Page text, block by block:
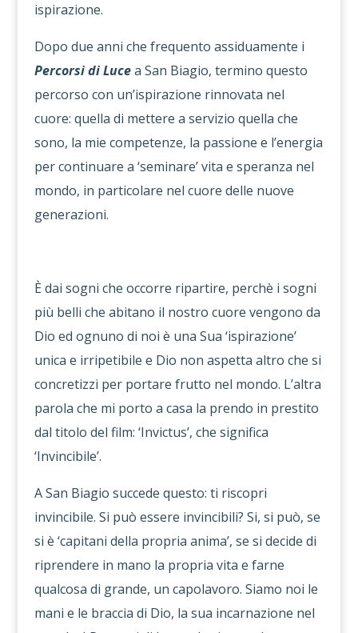
ispirazione.
Dopo due anni che frequento assiduamente i
Percorsi di Lucea San Biagio, termino questo
percorso con un’ispirazione rinnovata nel
cuore: quella di mettere a servizio quella che
sono, la mie competenze, la passione e l’energia
per continuare a ‘seminare’ vita e speranza nel
mondo, in particolare nel cuore delle nuove
generazioni.
È dai sogni che occorre ripartire, perchè i sogni
più belli che abitano il nostro cuore vengono da
Dio ed ognuno di noi è una Sua ‘ispirazione’
unica e irripetibile e Dio non aspetta altro che si
concretizzi per portare frutto nel mondo. L’altra
parola che mi porto a casa la prendo in prestito
dal titolo del film: ‘Invictus’, che significa
‘Invincibile’.
A San Biagio succede questo: ti riscopri
invincibile. Si può essere invincibili? Si, si può, se
si è ‘capitani della propria anima’, se si decide di
riprendere in mano la propria vita e farne
qualcosa di grande, un capolavoro. Siamo noi le
mani e le braccia di Dio, la sua incarnazione nel